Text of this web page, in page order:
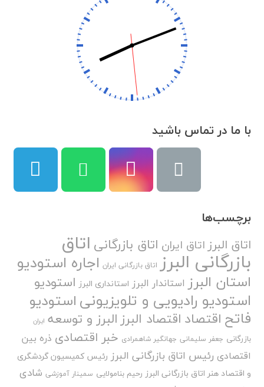
با ما در تماس باشید
برچسب‌ها
اتاق البرز اتاق ایران اتاق بازرگانی اتاق
بازرگانی البرز اتاق بازرگانی ایران اجاره استودیو
استان البرز استاندار البرز استانداری البرز استودیو
استودیو رادیویی و تلویزیونیاستودیو
فاتح اقتصاد اقتصاد البرزالبرز و توسعه ایران
بازرگانی جعفر سلیمانی جهانگیر شاهمرادی خبر اقتصادی ذره بین
اقتصادی رئیس اتاق بازرگانی البرز رئیس کمیسیون گردشگری
و اقتصاد هنر اتاق بازرگانی البرز رحیم بنامولایی سمینار آموزشی شادی